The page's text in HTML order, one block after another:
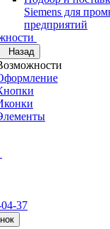
Siemens для
предприятий
Назад
37